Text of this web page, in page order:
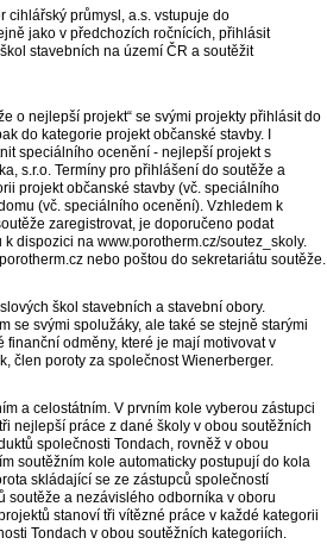
cihlářský průmysl, a.s. vstupuje do
jako v předchozích ročnících, přihlásit
stavebních na území ČR a soutěžit
o nejlepší projekt“ se svými projekty přihlásit do
do kategorie projekt občanské stavby. I
speciálního ocenění - nejlepší projekt s
s.r.o. Termíny pro přihlášení do soutěže a
projekt občanské stavby (vč. speciálního
(vč. speciálního ocenění). Vzhledem k
zaregistrovat, je doporučeno podat
dispozici na www.porotherm.cz/soutez_skoly.
nebo poštou do sekretariátu soutěže.
škol stavebních a stavební obory.
se svými spolužáky, ale také se stejně starými
odměny, které je mají motivovat v
člen poroty za společnost Wienerberger.
a celostátním. V prvním kole vyberou zástupci
nejlepší práce z dané školy v obou soutěžních
společnosti Tondach, rovněž v obou
soutěžním kole automaticky postupují do kola
skládající se ze zástupců společností
soutěže a nezávislého odborníka v oboru
stanoví tři vítězné práce v každé kategorii
Tondach v obou soutěžních kategoriích.